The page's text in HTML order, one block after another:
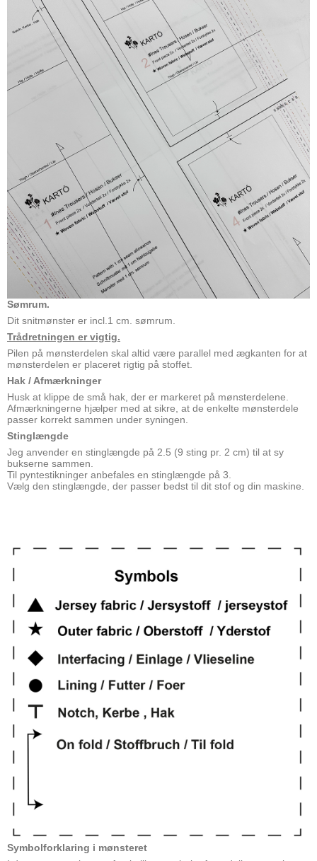
Sømrum.
Dit snitmønster er incl.1 cm. sømrum.
Trådretningen er vigtig.
Pilen på mønsterdelen skal altid være parallel med ægkanten for at
mønsterdelen er placeret rigtig på stoffet.
Hak / Afmærkninger
Husk at klippe de små hak, der er markeret på mønsterdelene.
Afmærkningerne hjælper med at sikre, at de enkelte mønsterdele
passer korrekt sammen under syningen.
Stinglængde
Jeg anvender en stinglængde på 2.5 (9 sting pr. 2 cm) til at sy
bukserne sammen.
Til pyntestikninger anbefales en stinglængde på 3.
Vælg den stinglængde, der passer bedst til dit stof og din maskine.
Symbolforklaring i mønsteret